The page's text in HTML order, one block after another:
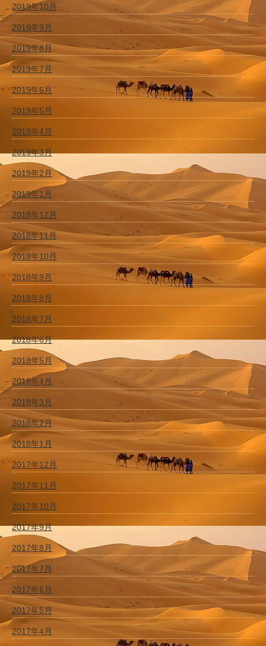
2019年10月
2019年9月
2019年8月
2019年7月
2019年6月
2019年5月
2019年4月
2019年3月
2019年2月
2019年1月
2018年12月
2018年11月
2018年10月
2018年9月
2018年8月
2018年7月
2018年6月
2018年5月
2018年4月
2018年3月
2018年2月
2018年1月
2017年12月
2017年11月
2017年10月
2017年9月
2017年8月
2017年7月
2017年6月
2017年5月
2017年4月